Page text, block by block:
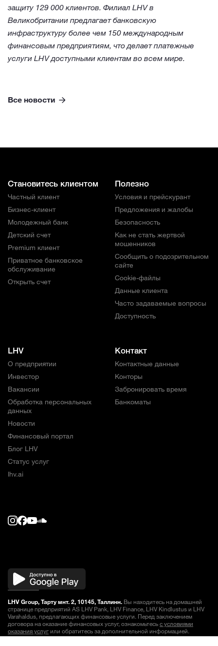
защиту 129 000 клиентов. Филиал LHV в
Великобритании предлагает банковскую
инфраструктуру более чем 150 международным
финансовым предприятиям, что делает платежные
услуги LHV доступными клиентам во всем мире.
Все новости
Становитесь клиентом
Частный клиент
Бизнес-клиент
Молодежный банк
Детский счет
Premium клиент
Приватное банковское
обслуживание
Открыть счет
Полезно
Условия и прейскурант
Предложения и жалобы
Безопасность
Как не стать жертвой
мошенников
Сообщить о подозрительном
сайте
Cookie-файлы
Данные клиента
Часто задаваемые вопросы
Доступность
LHV
О предприятии
Инвестор
Вакансии
Обработка персональных
данных
Новости
Финансовый портал
Блог LHV
Статус услуг
lhv.ai
Контакт
Контактные данные
Конторы
Забронировать время
Банкоматы
LHV Group, Тарту мнт. 2, 10145, Таллинн. Вы находитесь на домашней
странице предприятий AS LHV Pank, LHV Finance, LHV Kindlustus и LHV
Varahaldus, предлагающих финансовые услуги. Перед заключением
договора на оказание финансовых услуг, ознакомьтесьс условиями
оказания услугили обратитесь за дополнительной информацией.
Котировки отображаются с задержкой.